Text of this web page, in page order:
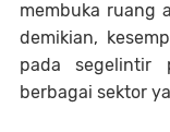
membuka ruang
demikian,
pada segelintir
berbagai sektor